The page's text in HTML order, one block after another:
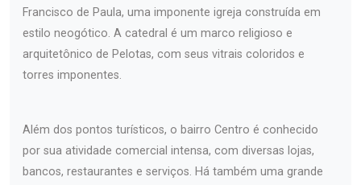
Francisco de Paula, uma imponente igreja construída em
estilo neogótico. A catedral é um marco religioso e
arquitetônico de Pelotas, com seus vitrais coloridos e
torres imponentes.
Além dos pontos turísticos, o bairro Centro é conhecido
por sua atividade comercial intensa, com diversas lojas,
bancos, restaurantes e serviços. Há também uma grande